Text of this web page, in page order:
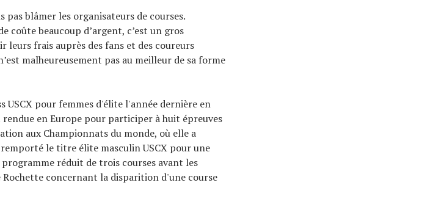
pas blâmer les organisateurs de courses.
coûte beaucoup d’argent, c’est un gros
leurs frais auprès des fans et des coureurs
malheureusement pas au meilleur de sa forme
USCX pour femmes d'élite l'année dernière en
en Europe pour participer à huit épreuves
aux Championnats du monde, où elle a
le titre élite masculin USCX pour une
réduit de trois courses avant les
concernant la disparition d'une course